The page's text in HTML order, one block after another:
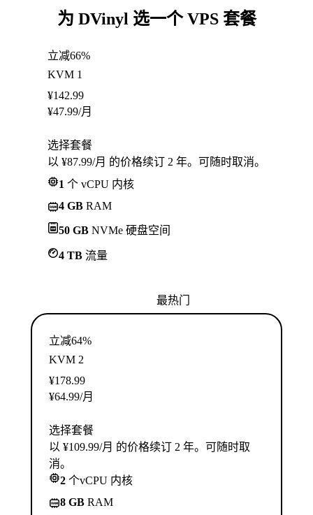
为 DVinyl 选一个 VPS 套餐
立减66%
KVM 1
¥142.99
¥47.99/月
选择套餐
以 ¥87.99/月 的价格续订 2 年。可随时取消。
1 个 vCPU 内核
4 GB RAM
50 GB NVMe 硬盘空间
4 TB 流量
最热门
立减64%
KVM 2
¥178.99
¥64.99/月
选择套餐
以 ¥109.99/月 的价格续订 2 年。可随时取
消。
2 个vCPU 内核
8 GB RAM